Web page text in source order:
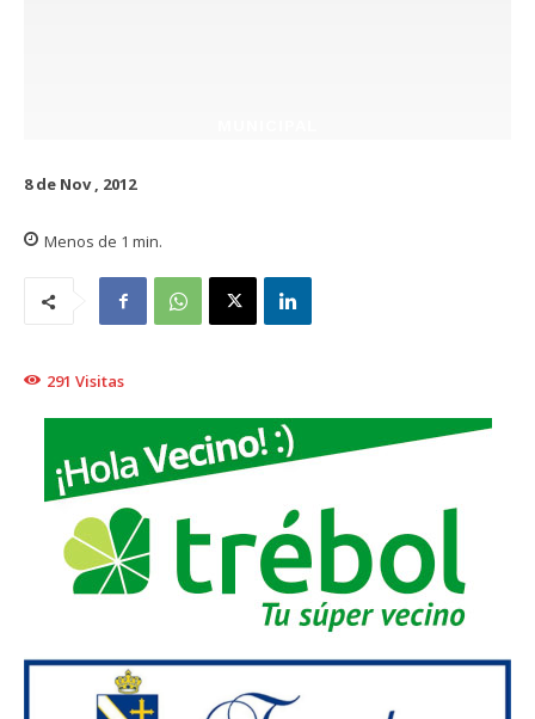
8 de Nov , 2012
Menos de 1 min.
291 Visitas